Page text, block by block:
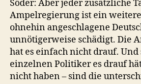
Söder: Aber jeder zusätzliche
Ampelregierung ist ein
ohnehin angeschlagene
unnötigerweise schädigt. Die
hat es einfach nicht drauf.
einzelnen Politiker es drauf
nicht haben – sind die